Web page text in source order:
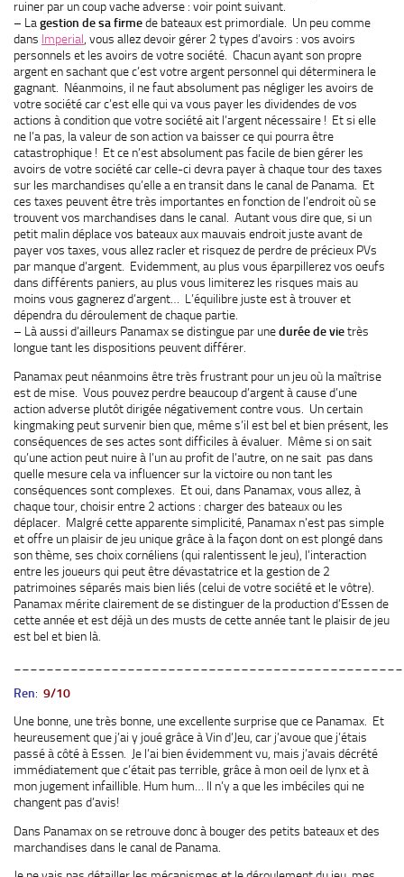
ruiner par un coup vache adverse : voir point suivant.
– Lagestion de sa firmede bateaux est primordiale. Un peu comme
dans Imperial, vous allez devoir gérer 2 types d’avoirs : vos avoirs
personnels et les avoirs de votre société. Chacun ayant son propre
argent en sachant que c’est votre argent personnel qui déterminera le
gagnant. Néanmoins, il ne faut absolument pas négliger les avoirs de
votre société car c’est elle qui va vous payer les dividendes de vos
actions à condition que votre société ait l’argent nécessaire ! Et si elle
ne l’a pas, la valeur de son action va baisser ce qui pourra être
catastrophique ! Et ce n’est absolument pas facile de bien gérer les
avoirs de votre société car celle-ci devra payer à chaque tour des taxes
sur les marchandises qu’elle a en transit dans le canal de Panama. Et
ces taxes peuvent être très importantes en fonction de l’endroit où se
trouvent vos marchandises dans le canal. Autant vous dire que, si un
petit malin déplace vos bateaux aux mauvais endroit juste avant de
payer vos taxes, vous allez racler et risquez de perdre de précieux PVs
par manque d’argent. Evidemment, au plus vous éparpillerez vos oeufs
dans différents paniers, au plus vous limiterez les risques mais au
moins vous gagnerez d’argent… L’équilibre juste est à trouver et
dépendra du déroulement de chaque partie.
– Là aussi d’ailleurs Panamax se distingue par unedurée de vietrès
longue tant les dispositions peuvent différer.
Panamax peut néanmoins être très frustrant pour un jeu où la maîtrise
est de mise. Vous pouvez perdre beaucoup d’argent à cause d’une
action adverse plutôt dirigée négativement contre vous. Un certain
kingmaking peut survenir bien que, même s’il est bel et bien présent, les
conséquences de ses actes sont difficiles à évaluer. Même si on sait
qu’une action peut nuire à l’un au profit de l’autre, on ne sait pas dans
quelle mesure cela va influencer sur la victoire ou non tant les
conséquences sont complexes. Et oui, dans Panamax, vous allez, à
chaque tour, choisir entre 2 actions : charger des bateaux ou les
déplacer. Malgré cette apparente simplicité, Panamax n’est pas simple
et offre un plaisir de jeu unique grâce à la façon dont on est plongé dans
son thème, ses choix cornéliens (qui ralentissent le jeu), l’interaction
entre les joueurs qui peut être dévastatrice et la gestion de 2
patrimoines séparés mais bien liés (celui de votre société et le vôtre).
Panamax mérite clairement de se distinguer de la production d’Essen de
cette année et est déjà un des musts de cette année tant le plaisir de jeu
est bel et bien là.
Ren: 9/10
Une bonne, une très bonne, une excellente surprise que ce Panamax. Et
heureusement que j’ai y joué grâce à Vin d’Jeu, car j’avoue que j’étais
passé à côté à Essen. Je l’ai bien évidemment vu, mais j’avais décrété
immédiatement que c’était pas terrible, grâce à mon oeil de lynx et à
mon jugement infaillible. Hum hum… Il n’y a que les imbéciles qui ne
changent pas d’avis!
Dans Panamax on se retrouve donc à bouger des petits bateaux et des
marchandises dans le canal de Panama.